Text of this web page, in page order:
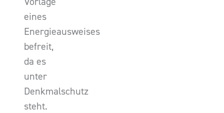
eines
Energieausweises
befreit,
da es
unter
Denkmalschutz
steht.